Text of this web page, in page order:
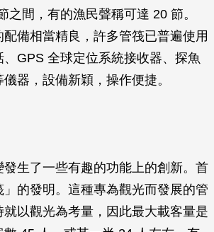
之間，有的漁民聲稱可達 20 節。
備相當精良，許多管筏已普遍使用
GPS 全球定位系統接收器、探魚
器，設備新穎，操作便捷。
生了一些有趣的功能上的創新。首
的發明。這種專為觀光而發展的管
以觀光為考量，因此最大載客量是